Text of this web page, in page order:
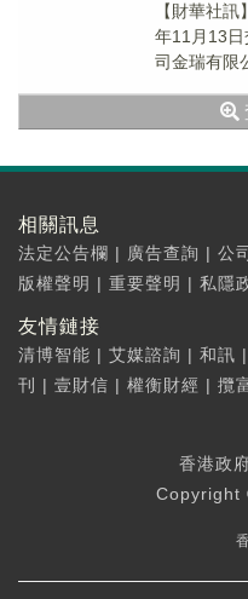
【財華社
年11月13
司金瑞有限
相關訊息
法定公告欄 | 廣告查詢 | 公
版權聲明 | 重要聲明 | 私隱
友情鏈接
清博智能 | 艾媒諮詢 | 和訊 |
刊
| 壹財信 | 權衡財經 | 攬
香港政
Copyright